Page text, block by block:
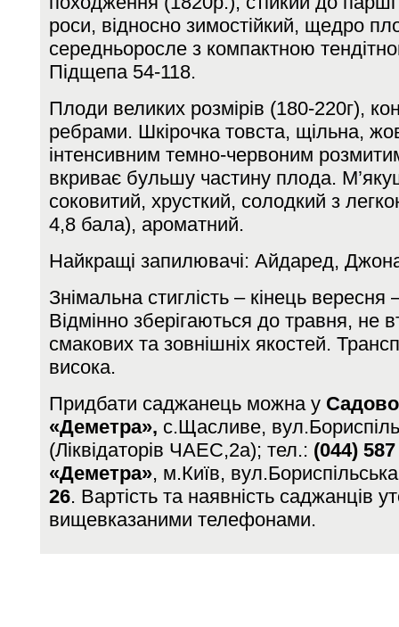
роси, відносно зимостійкий, щедро
середньоросле з компактною
Підщепа 54-118.
Плоди великих розмірів (180-220г),
ребрами. Шкірочка товста, щільна,
інтенсивним темно-червоним
вкриває бульшу частину плода.
соковитий, хрусткий, солодкий з
4,8 бала), ароматний.
Найкращі запилювачі: Айдаред,
Знімальна стиглість – кінець
Відмінно зберігаються до травня, не
смакових та зовнішніх якостей.
висока.
Придбати саджанець можна у
«Деметра», с.Щасливе,
(Ліквідаторів ЧАЕС,2а); тел.: (044)
«Деметра», м.Київ,
26. Вартість та наявність саджанців
вищевказаними телефонами.